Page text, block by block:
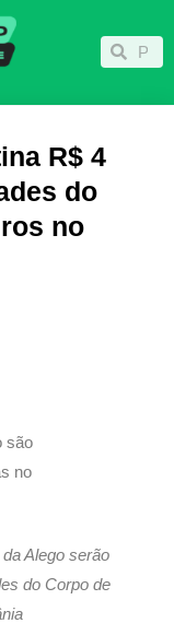
Pesquisar
R$ 4
do
no
são
no
Alego serão
do Corpo de